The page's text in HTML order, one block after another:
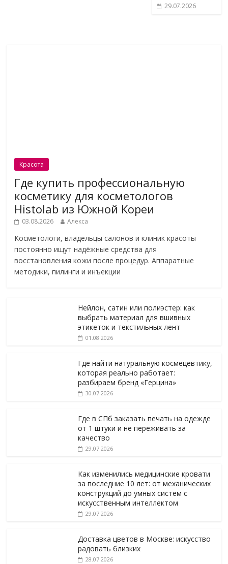
29.07.2026
Красота
Где купить профессиональную
косметику для косметологов
Histolab из Южной Кореи
03.08.2026 Алекса
Косметологи, владельцы салонов и клиник красоты
постоянно ищут надёжные средства для
восстановления кожи после процедур. Аппаратные
методики, пилинги и инъекции
Нейлон, сатин или полиэстер: как
выбрать материал для вшивных
этикеток и текстильных лент
01.08.2026
Где найти натуральную космецевтику,
которая реально работает:
разбираем бренд «Герцина»
30.07.2026
Где в СПб заказать печать на одежде
от 1 штуки и не переживать за
качество
29.07.2026
Как изменились медицинские кровати
за последние 10 лет: от механических
конструкций до умных систем с
искусственным интеллектом
29.07.2026
Доставка цветов в Москве: искусство
радовать близких
28.07.2026